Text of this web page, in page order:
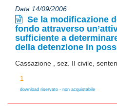
Data 14/09/2006
Se la modificazione
fondo attraverso
sufficiente a
della detenzione in
Cassazione , sez. II civile,
download riservato - non acquistabile